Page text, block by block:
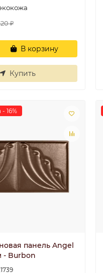
₽
В корзину
Купить
16%
панель Angel
- Burbon